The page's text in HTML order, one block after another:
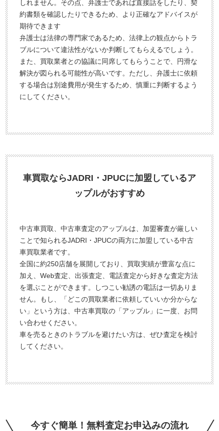
しれません。その点、弁護士であれば直接話をしたり、契
約書類を確認したりできるため、より正確なアドバイスが
期待できます
弁護士は法律の専門家であるため、法律上の観点からトラ
ブルについて違法性がないか判断してもらえるでしょう。
また、買取業者との協議に同席してもらうことで、円滑な
解決が図られる可能性が高いです。ただし、弁護士に依頼
する場合は別途費用が発生するため、慎重に判断するよう
にしてください。
車買取ならJADRI・JPUCに加盟しているア
ップルがおすすめ
中古車買取、中古車査定のアップルは、加盟審査が厳しい
ことで知られるJADRI・JPUCの両方に加盟している中古
車買取業者です。
全国に約250店舗を展開しており、買取実績が豊富な点に
加え、Web査定、出張査定、電話査定から好きな査定方法
を選ぶことができます。しつこい勧誘の電話は一切ありま
せん。もし、「どこの買取業者に依頼していいか分からな
い」という方は、中古車買取の「アップル」に一度、お問
い合わせください。
車を売るときのトラブルを避けたい方は、ぜひ査定を検討
してください。
今すぐ簡単！無料査定お申込みの流れ